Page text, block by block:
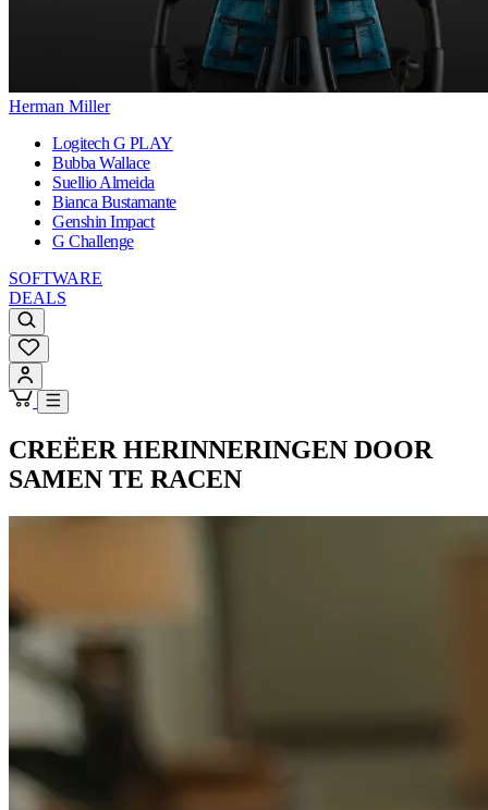
Herman Miller
Logitech G PLAY
Bubba Wallace
Suellio Almeida
Bianca Bustamante
Genshin Impact
G Challenge
SOFTWARE
DEALS
CREËER HERINNERINGEN DOOR
SAMEN TE RACEN